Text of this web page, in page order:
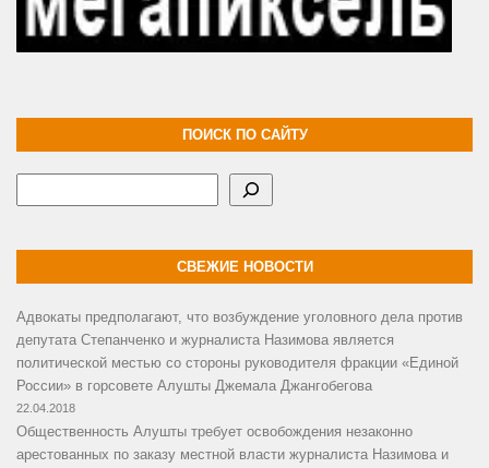
ПОИСК ПО САЙТУ
СВЕЖИЕ НОВОСТИ
Адвокаты предполагают, что возбуждение уголовного дела против
депутата Степанченко и журналиста Назимова является
политической местью со стороны руководителя фракции «Единой
России» в горсовете Алушты Джемала Джангобегова
22.04.2018
Общественность Алушты требует освобождения незаконно
арестованных по заказу местной власти журналиста Назимова и